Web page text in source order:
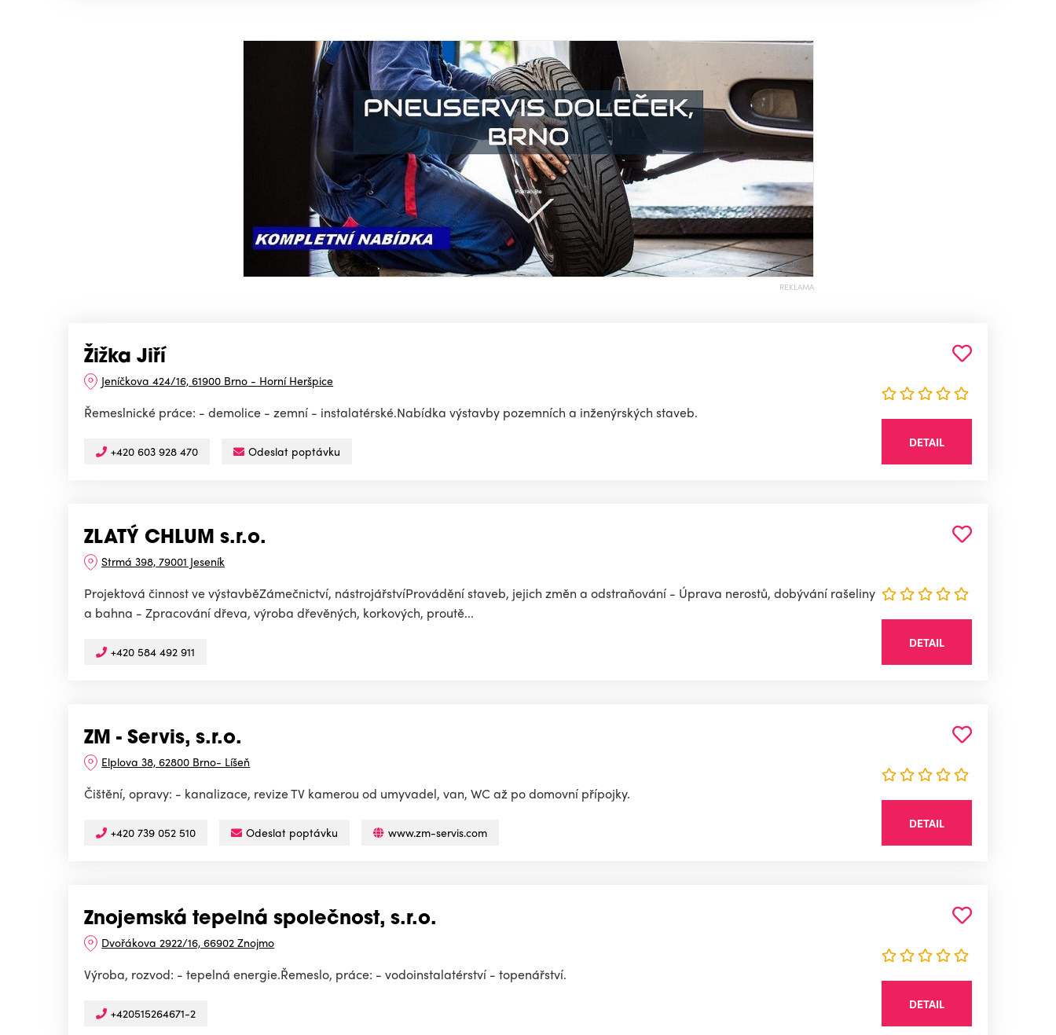
REKLAMA
Žižka Jiří
Jeníčkova 424/16, 61900 Brno - Horní Heršpice
Řemeslnické práce: - demolice - zemní - instalatérské.Nabídka výstavby pozemních a inženýrských staveb.
+420 603 928 470 Odeslat poptávku
DETAIL
ZLATÝ CHLUM s.r.o.
Strmá 398, 79001 Jeseník
Projektová činnost ve výstavběZámečnictví, nástrojářstvíProvádění staveb, jejich změn a odstraňování - Úprava nerostů, dobývání rašeliny
a bahna - Zpracování dřeva, výroba dřevěných, korkových, proutě...
+420 584 492 911
DETAIL
ZM - Servis, s.r.o.
Elplova 38, 62800 Brno- Líšeň
Čištění, opravy: - kanalizace, revize TV kamerou od umyvadel, van, WC až po domovní přípojky.
+420 739 052 510 Odeslat poptávku www.zm-servis.com
DETAIL
Znojemská tepelná společnost, s.r.o.
Dvořákova 2922/16, 66902 Znojmo
Výroba, rozvod: - tepelná energie.Řemeslo, práce: - vodoinstalatérství - topenářství.
+420515264671-2
DETAIL